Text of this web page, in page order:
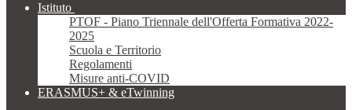
Istituto
PTOF - Piano Triennale dell'Offerta Formativa 2022-
2025
Scuola e Territorio
Regolamenti
Misure anti-COVID
ERASMUS+ & eTwinning